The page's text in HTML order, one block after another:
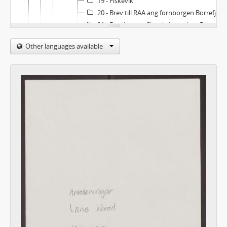
20 - Brev till RAA ang fornborgen Borrefjäll
21 - Fotokuvert: Skredviks socken Baggetorp m.m. 7 fotografier
22 - Fotokuvert: Blomsholm Bohuslän 4 fotografier
23 - Fotokuvert: Bohuslän Bråland Sörlanda socken 2 fotografier Olsborg 1 fotografi
25 - Fotokuvert: Bohuslän Dynge 2 fotografier 1912, Skarvhälla 1 fotografi 1911, Sandvik 1 fotografi 1911, Hatte Högås socken 1 fotografi 1911
35 - Fotokuvert: Ruskungsfjäll Hogdals socken 2 fotografier
36 - Fotokuvert: Skee kyrka Bohuslän 8 fotografier
Other languages available